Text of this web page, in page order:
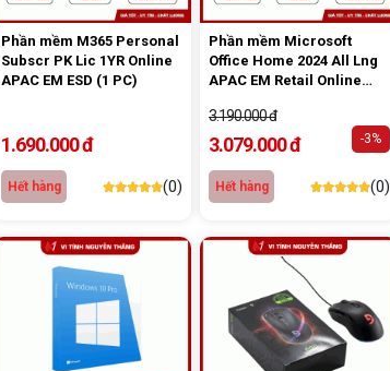
Phần mềm M365 Personal
Subscr PK Lic 1YR Online
APAC EM ESD (1 PC)
1.690.000 đ
Hết hàng (0)
Phần mềm Microsoft
Office Home 2024 All Lng
APAC EM Retail Online
3.190.000 đ
3.079.000 đ -3%
Hết hàng (0)